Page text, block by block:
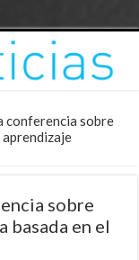
conferencia sobre
sobre
en el